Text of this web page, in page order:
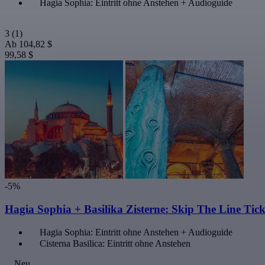
Hagia Sophia: Eintritt ohne Anstehen + Audioguide
3 (1)
Ab 104,82 $
99,58 $
-5%
Hagia Sophia + Basilika Zisterne: Skip The Line
Hagia Sophia: Eintritt ohne Anstehen + Audioguide
Cisterna Basilica: Eintritt ohne Anstehen